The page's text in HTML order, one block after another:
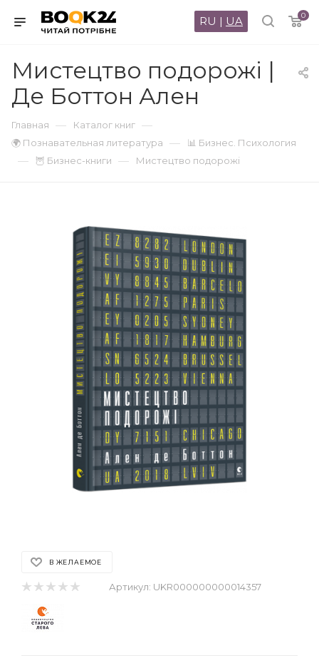
0
RU | UA
Мистецтво подорожі |
Де Боттон Ален
Главная — Каталог книг —
🌍 Познавательная литература — 📊 Бизнес. Психология
— 🦉 Бизнес-книги — Мистецтво подорожі
В ЖЕЛАЕМОЕ
Артикул: UKR000000000014357